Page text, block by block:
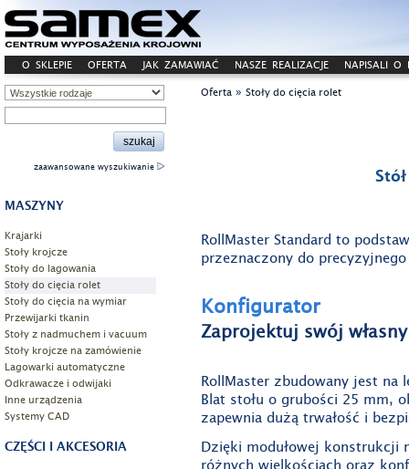
O SKLEPIE OFERTA JAK ZAMAWIAĆ NASZE REALIZACJE NAPISALI O
zaawansowane wyszukiwanie
MASZYNY
Krajarki
Stoły krojcze
Stoły do lagowania
Stoły do cięcia rolet
Stoły do cięcia na wymiar
Przewijarki tkanin
Stoły z nadmuchem i vacuum
Stoły krojcze na zamówienie
Lagowarki automatyczne
Odkrawacze i odwijaki
Inne urządzenia
Systemy CAD
CZĘŚCI I AKCESORIA
Oferta » Stoły do cięcia rolet
RollMaster Standard to
przeznaczony do
Konfigurator
Zaprojektuj swój
RollMaster zbudowany jest
Blat stołu o grubości 25 mm,
zapewnia dużą trwałość i
Dzięki modułowej konstrukcji